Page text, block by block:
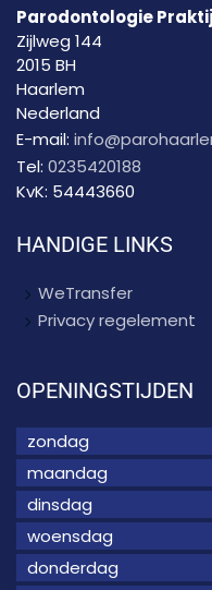
Parodontologie
Zijlweg 144
2015 BH
Haarlem
Nederland
E-mail:
Tel: 0235420188
KvK: 54443660
HANDIGE LINKS
WeTransfer
Privacy regelement
OPENINGSTIJDEN
zondag
maandag
dinsdag
woensdag
donderdag